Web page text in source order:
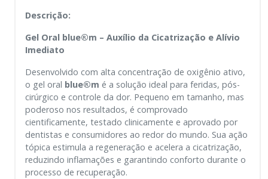
Descrição:
Gel Oral blue®m – Auxílio da Cicatrização e Alívio
Imediato
Desenvolvido com alta concentração de oxigênio ativo,
o gel oral blue®m é a solução ideal para feridas, pós-
cirúrgico e controle da dor. Pequeno em tamanho, mas
poderoso nos resultados, é comprovado
cientificamente, testado clinicamente e aprovado por
dentistas e consumidores ao redor do mundo. Sua ação
tópica estimula a regeneração e acelera a cicatrização,
reduzindo inflamações e garantindo conforto durante o
processo de recuperação.